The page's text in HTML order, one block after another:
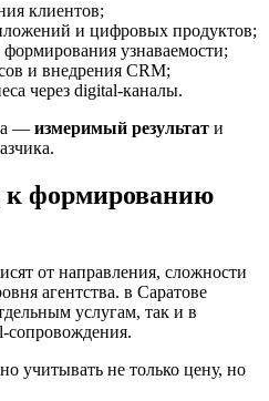
клиентов;
и цифровых продуктов;
узнаваемости;
и внедрения CRM;
через digital-каналы.
— измеримый результат и
к формированию
от направления, сложности
агентства. в Саратове
услугам, так и в
сопровождения.
учитывать не только цену, но